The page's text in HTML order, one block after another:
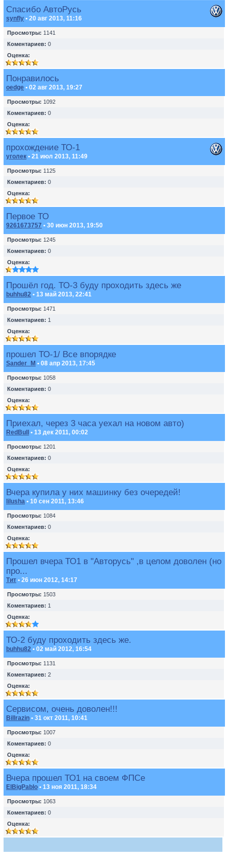
Спасибо АвтоРусь
synfly • 20 авг 2013, 11:16
Просмотры: 1141
Коментариев: 0
Оценка:
Понравилось
oedge • 02 авг 2013, 19:27
Просмотры: 1092
Коментариев: 0
Оценка:
прохождение ТО-1
уголек • 21 июл 2013, 11:49
Просмотры: 1125
Коментариев: 0
Оценка:
Первое ТО
9261673757 • 30 июн 2013, 19:50
Просмотры: 1245
Коментариев: 0
Оценка:
Прошёл год. ТО-3 буду проходить здесь же
buhhu82 • 13 май 2013, 22:41
Просмотры: 1471
Коментариев: 1
Оценка:
прошел ТО-1/ Все впорядке
Sander_M • 08 апр 2013, 17:45
Просмотры: 1058
Коментариев: 0
Оценка:
Приехал, через 3 часа уехал на новом авто)
RedBull • 13 дек 2011, 00:02
Просмотры: 1201
Коментариев: 0
Оценка:
Вчера купила у них машинку без очередей!
lilusha • 10 сен 2011, 13:46
Просмотры: 1084
Коментариев: 0
Оценка:
Прошел вчера ТО1 в "Авторусь" ,в целом доволен (но
про...
Тит • 26 июн 2012, 14:17
Просмотры: 1503
Коментариев: 1
Оценка:
ТО-2 буду проходить здесь же.
buhhu82 • 02 май 2012, 16:54
Просмотры: 1131
Коментариев: 2
Оценка:
Сервисом, очень доволен!!!
Billrazin • 31 окт 2011, 10:41
Просмотры: 1007
Коментариев: 0
Оценка:
Вчера прошел ТО1 на своем ФПСе
ElBigPablo • 13 ноя 2011, 18:34
Просмотры: 1063
Коментариев: 0
Оценка: